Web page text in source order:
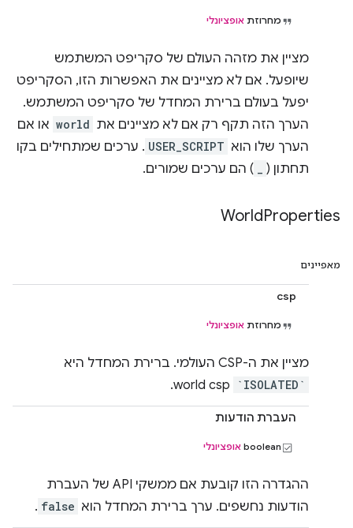
מחרוזת אופציונלי
מציין את מזהה העולם של סקריפט המשתמש
שיופעל. אם לא מציינים את האפשרות הזו, הסקריפט
יפעל בעולם ברירת המחדל של סקריפט המשתמש.
הערך הזה תקף רק אם לא מציינים את world או אם
הערך שלו הוא USER_SCRIPT . ערכים שמתחילים בקו
תחתון (
) הם ערכים שמורים.
WorldProperties
מאפיינים
csp
מחרוזת אופציונלי
מציין את ה-CSP העולמי. ברירת המחדל היא
`ISOLATED`
העברת הודעות
boolean אופציונלי
ההגדרה הזו קובעת אם ממשקי API של העברת
הודעות נחשפים. ערך ברירת המחדל הוא false
.